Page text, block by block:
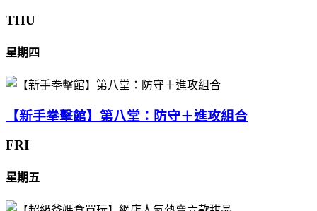
THU
星期四
【新手拳擊館】第八堂：防守＋進攻組合
FRI
星期五